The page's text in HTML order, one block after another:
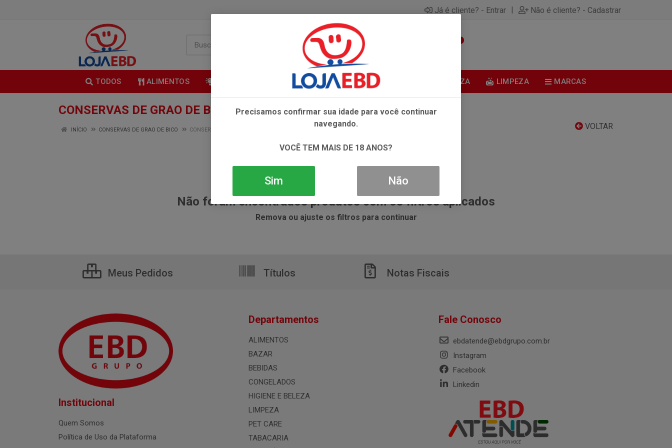
Já é cliente? - Entrar | Não é cliente? - Cadastrar
TODOS ALIMENTOS BEBIDAS CONGELADOS HIGIENE E BELEZA LIMPEZA MARCAS
CONSERVAS DE GRAO DE BICO
VOLTAR
INÍCIO CONSERVAS DE GRAO DE BICO CONSERVAS DE GRAO DE BICO
Não foram encontrados produtos com os filtros aplicados
Remova ou ajuste os filtros para continuar
Meus Pedidos Títulos Notas Fiscais
Institucional
Quem Somos
Política de Uso da Plataforma
Departamentos
ALIMENTOS
BAZAR
BEBIDAS
CONGELADOS
HIGIENE E BELEZA
LIMPEZA
PET CARE
TABACARIA
Fale Conosco
ebdatende@ebdgrupo.com.br
Instagram
Facebook
Linkedin
Precisamos confirmar sua idade para você continuar
navegando.
VOCÊ TEM MAIS DE 18 ANOS?
Sim Não